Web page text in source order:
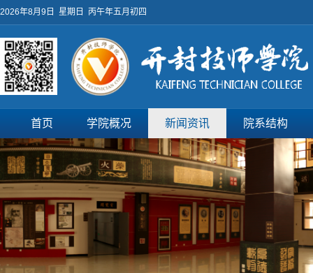
2026年8月9日 星期日 丙午年五月初四
首页 学院概况 新闻资讯 院系结构